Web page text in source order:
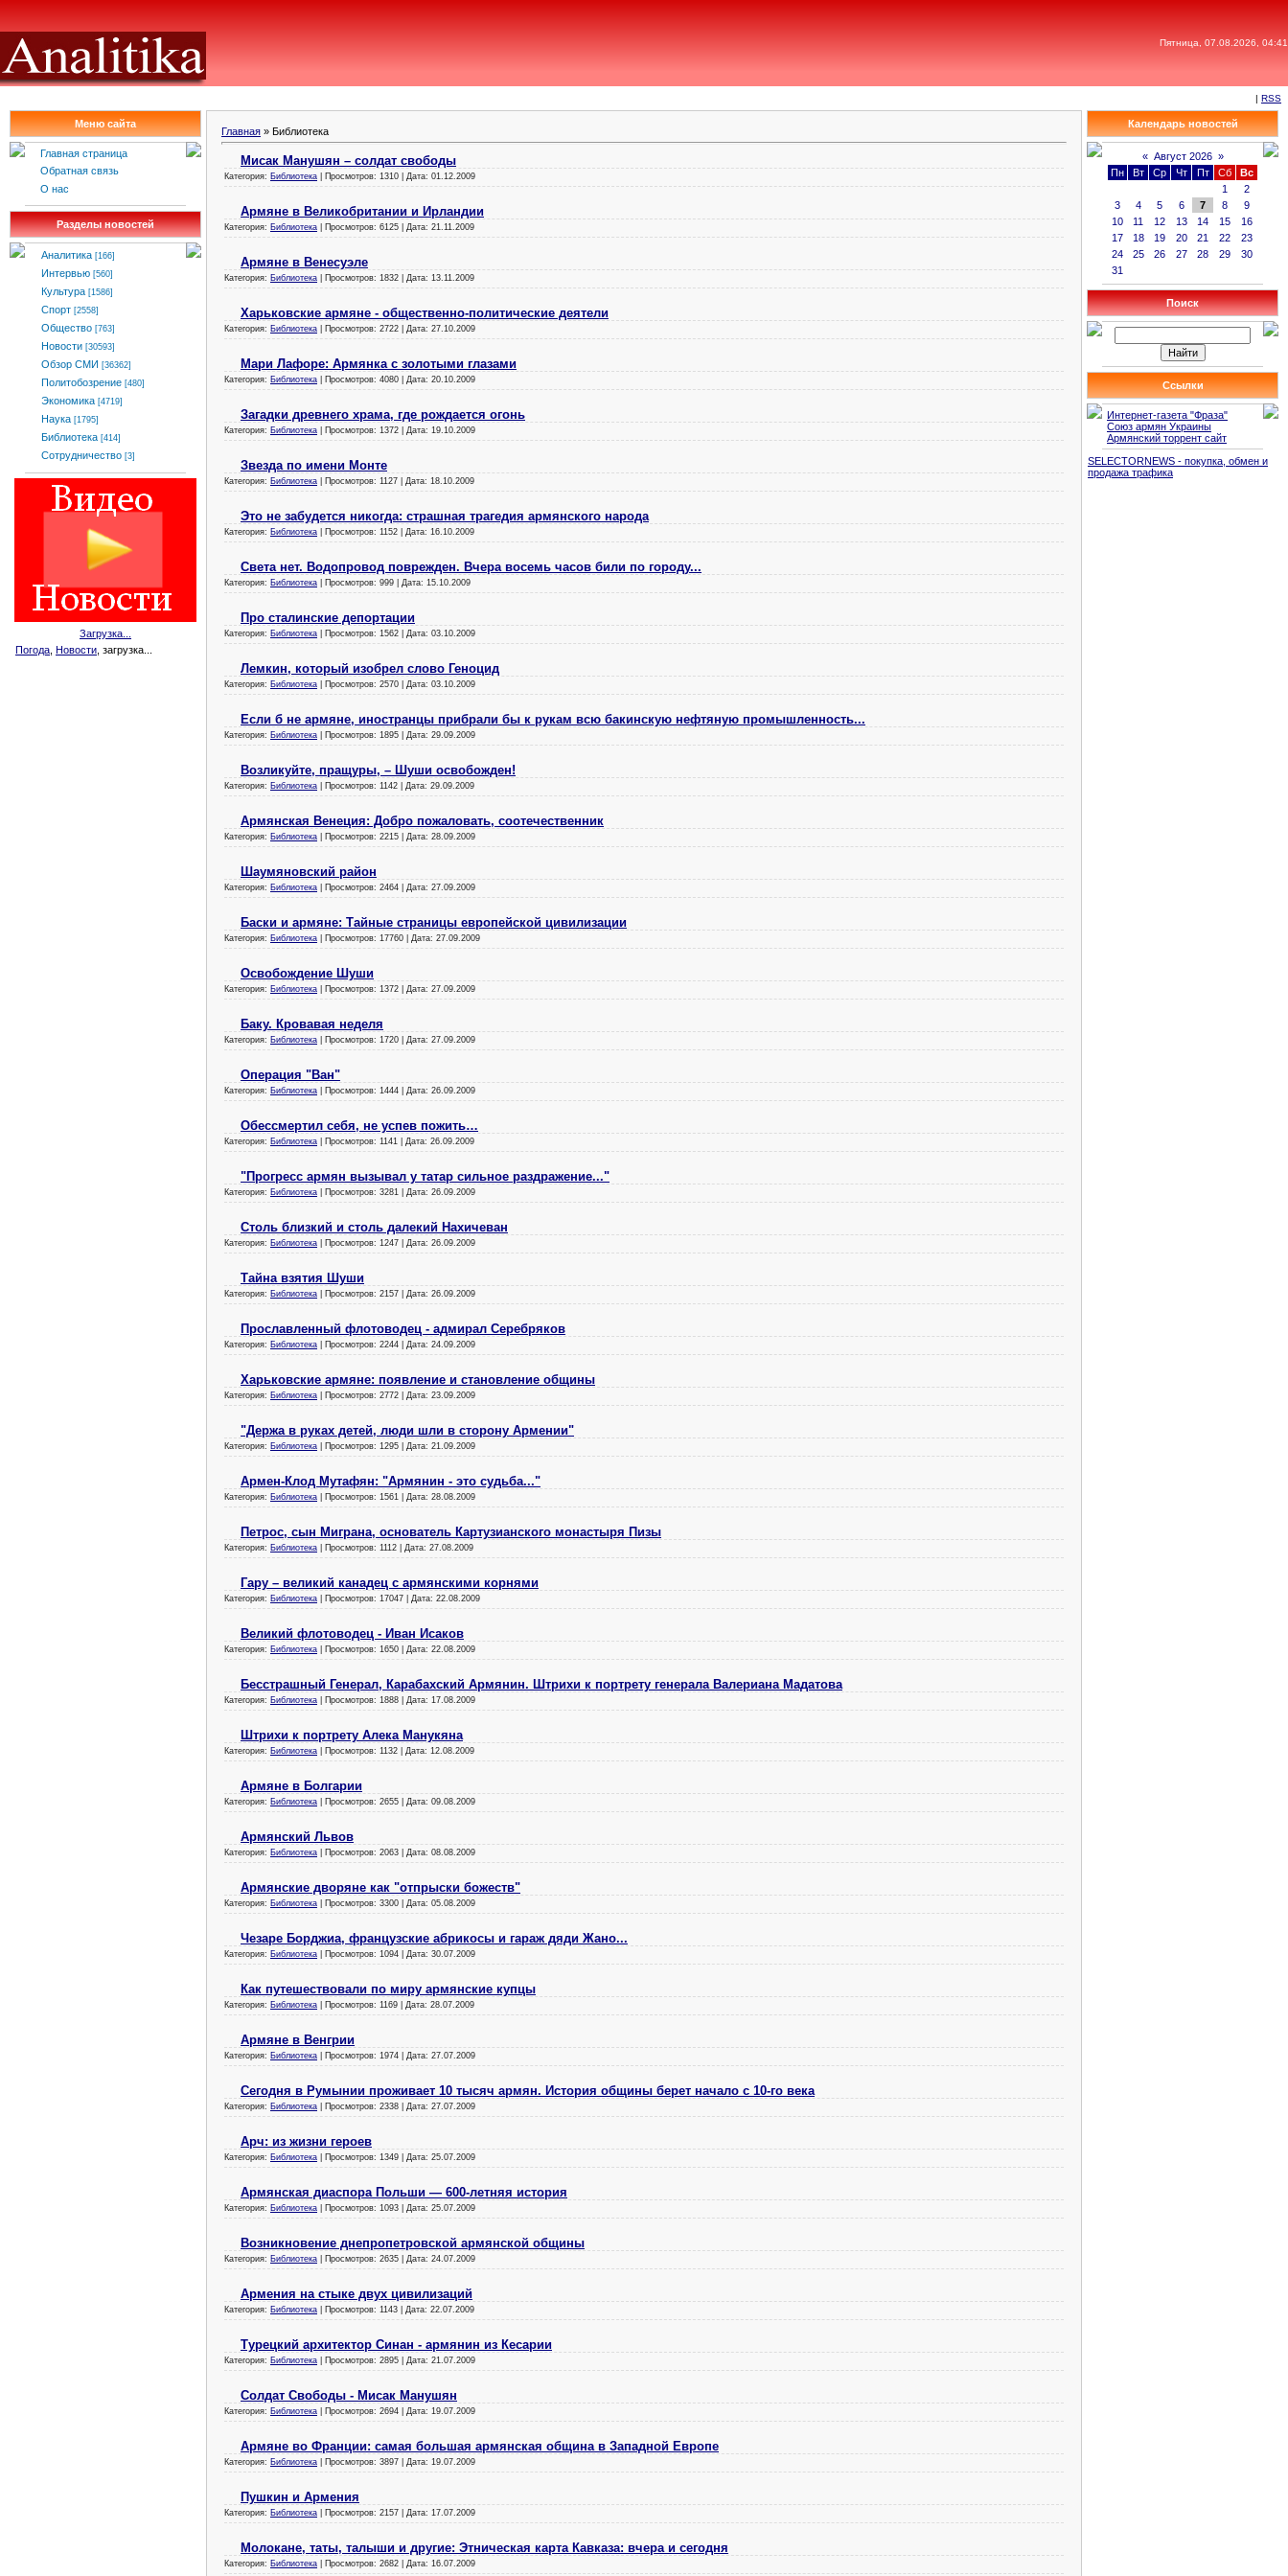
Пятница, 07.08.2026, 04:41
| RSS
Меню сайта
Главная страница
Обратная связь
О нас
Разделы новостей
Аналитика [166]
Интервью [560]
Культура [1586]
Спорт [2558]
Общество [763]
Новости [30593]
Обзор СМИ [36362]
Политобозрение [480]
Экономика [4719]
Наука [1795]
Библиотека [414]
Сотрудничество [3]
Загрузка...
Погода Новости , загрузка...
Главная » Библиотека
Мисак Манушян – солдат свободы
Категория: Библиотека | Просмотров: 1310 | Дата: 01.12.2009
Армяне в Великобритании и Ирландии
Категория: Библиотека | Просмотров: 6125 | Дата: 21.11.2009
Армяне в Венесуэле
Категория: Библиотека | Просмотров: 1832 | Дата: 13.11.2009
Харьковские армяне - общественно-политические деятели
Категория: Библиотека | Просмотров: 2722 | Дата: 27.10.2009
Мари Лафоре: Армянка с золотыми глазами
Категория: Библиотека | Просмотров: 4080 | Дата: 20.10.2009
Загадки древнего храма, где рождается огонь
Категория: Библиотека | Просмотров: 1372 | Дата: 19.10.2009
Звезда по имени Монте
Категория: Библиотека | Просмотров: 1127 | Дата: 18.10.2009
Это не забудется никогда: страшная трагедия армянского народа
Категория: Библиотека | Просмотров: 1152 | Дата: 16.10.2009
Света нет. Водопровод поврежден. Вчера восемь часов били по городу...
Категория: Библиотека | Просмотров: 999 | Дата: 15.10.2009
Про сталинские депортации
Категория: Библиотека | Просмотров: 1562 | Дата: 03.10.2009
Лемкин, который изобрел слово Геноцид
Категория: Библиотека | Просмотров: 2570 | Дата: 03.10.2009
Если б не армяне, иностранцы прибрали бы к рукам всю бакинскую нефтяную промышленность...
Категория: Библиотека | Просмотров: 1895 | Дата: 29.09.2009
Возликуйте, пращуры, – Шуши освобожден!
Категория: Библиотека | Просмотров: 1142 | Дата: 29.09.2009
Армянская Венеция: Добро пожаловать, соотечественник
Категория: Библиотека | Просмотров: 2215 | Дата: 28.09.2009
Шаумяновский район
Категория: Библиотека | Просмотров: 2464 | Дата: 27.09.2009
Баски и армяне: Тайные страницы европейской цивилизации
Категория: Библиотека | Просмотров: 17760 | Дата: 27.09.2009
Освобождение Шуши
Категория: Библиотека | Просмотров: 1372 | Дата: 27.09.2009
Баку. Кровавая неделя
Категория: Библиотека | Просмотров: 1720 | Дата: 27.09.2009
Операция "Ван"
Категория: Библиотека | Просмотров: 1444 | Дата: 26.09.2009
Обессмертил себя, не успев пожить…
Категория: Библиотека | Просмотров: 1141 | Дата: 26.09.2009
"Прогресс армян вызывал у татар сильное раздражение..."
Категория: Библиотека | Просмотров: 3281 | Дата: 26.09.2009
Cтоль близкий и столь далекий Нахичеван
Категория: Библиотека | Просмотров: 1247 | Дата: 26.09.2009
Тайна взятия Шуши
Категория: Библиотека | Просмотров: 2157 | Дата: 26.09.2009
Прославленный флотоводец - адмирал Серебряков
Категория: Библиотека | Просмотров: 2244 | Дата: 24.09.2009
Харьковские армяне: появление и становление общины
Категория: Библиотека | Просмотров: 2772 | Дата: 23.09.2009
"Держа в руках детей, люди шли в сторону Армении"
Категория: Библиотека | Просмотров: 1295 | Дата: 21.09.2009
Армен-Клод Мутафян: "Армянин - это судьба..."
Категория: Библиотека | Просмотров: 1561 | Дата: 28.08.2009
Петрос, сын Миграна, основатель Картузианского монастыря Пизы
Категория: Библиотека | Просмотров: 1112 | Дата: 27.08.2009
Гару – великий канадец с армянскими корнями
Категория: Библиотека | Просмотров: 17047 | Дата: 22.08.2009
Великий флотоводец - Иван Исаков
Категория: Библиотека | Просмотров: 1650 | Дата: 22.08.2009
Бесстрашный Генерал, Карабахский Армянин. Штрихи к портрету генерала Валериана Мадатова
Категория: Библиотека | Просмотров: 1888 | Дата: 17.08.2009
Штрихи к портрету Алека Манукяна
Категория: Библиотека | Просмотров: 1132 | Дата: 12.08.2009
Армяне в Болгарии
Категория: Библиотека | Просмотров: 2655 | Дата: 09.08.2009
Армянский Львов
Категория: Библиотека | Просмотров: 2063 | Дата: 08.08.2009
Армянские дворяне как "отпрыски божеств"
Категория: Библиотека | Просмотров: 3300 | Дата: 05.08.2009
Чезаре Борджиа, французские абрикосы и гараж дяди Жано...
Категория: Библиотека | Просмотров: 1094 | Дата: 30.07.2009
Как путешествовали по миру армянские купцы
Категория: Библиотека | Просмотров: 1169 | Дата: 28.07.2009
Армяне в Венгрии
Категория: Библиотека | Просмотров: 1974 | Дата: 27.07.2009
Сегодня в Румынии проживает 10 тысяч армян. История общины берет начало с 10-го века
Категория: Библиотека | Просмотров: 2338 | Дата: 27.07.2009
Арч: из жизни героев
Категория: Библиотека | Просмотров: 1349 | Дата: 25.07.2009
Армянская диаспора Польши — 600-летняя история
Категория: Библиотека | Просмотров: 1093 | Дата: 25.07.2009
Возникновение днепропетровской армянской общины
Категория: Библиотека | Просмотров: 2635 | Дата: 24.07.2009
Армения на стыке двух цивилизаций
Категория: Библиотека | Просмотров: 1143 | Дата: 22.07.2009
Турецкий архитектор Синан - армянин из Кесарии
Категория: Библиотека | Просмотров: 2895 | Дата: 21.07.2009
Солдат Свободы - Мисак Манушян
Категория: Библиотека | Просмотров: 2694 | Дата: 19.07.2009
Армяне во Франции: самая большая армянская община в Западной Европе
Категория: Библиотека | Просмотров: 3897 | Дата: 19.07.2009
Пушкин и Армения
Категория: Библиотека | Просмотров: 2157 | Дата: 17.07.2009
Молокане, таты, талыши и другие: Этническая карта Кавказа: вчера и сегодня
Категория: Библиотека | Просмотров: 2682 | Дата: 16.07.2009
Календарь новостей
« Август 2026 »
Пн
Вт Ср Чт Пт Сб
Вс
1
2
3
4 5 6 7 8
9
10
11 12 13 14 15
16
17
18 19 20 21 22
23
24
25 26 27 28 29
30
31
Поиск
Ссылки
Интернет-газета "Фраза"
Союз армян Украины
Армянский торрент сайт
SELECTORNEWS - покупка, обмен и
продажа трафика